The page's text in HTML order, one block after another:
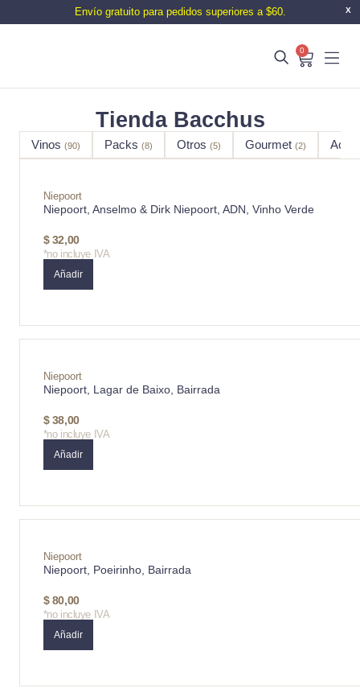
X
Envío gratuito para pedidos superiores a $60.
0
Tienda Bacchus
Vinos (90) Packs (8) Otros (5) Gourmet (2)
Niepoort
Niepoort, Anselmo & Dirk Niepoort, ADN, Vinho Verde
$32,00
*no incluye IVA
Añadir
Niepoort
Niepoort, Lagar de Baixo, Bairrada
$38,00
*no incluye IVA
Añadir
Niepoort
Niepoort, Poeirinho, Bairrada
$80,00
*no incluye IVA
Añadir